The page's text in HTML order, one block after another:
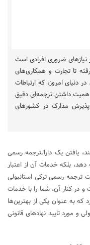
نیازهای ضروری افرادی است
تا تجارت و همکاری‌های
دنیای امروز، که ارتباطات
داشتن ترجمه‌ای دقیق
پذیرش مدارک در کشورهای
یافتن یک دارالترجمه رسمی
بلکه خدمات آن از اعتبار
ترجمه رسمی ترکی استانبولی
در کنار آن، شما را با خدمات
که به عنوان یکی از بهترین‌ها
و مورد تایید نهادهای قانونی